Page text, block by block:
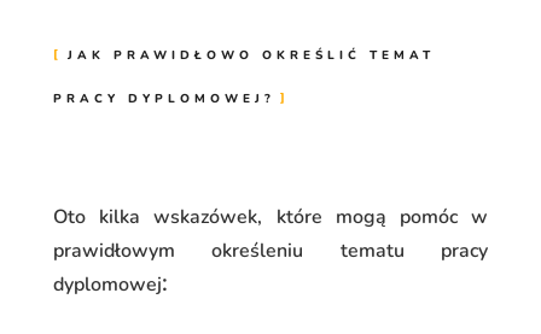
JAK PRAWIDŁOWO OKREŚLIĆ TEMAT
PRACY DYPLOMOWEJ?
Oto kilka wskazówek, które mogą pomóc w
prawidłowym określeniu tematu pracy
dyplomowej: